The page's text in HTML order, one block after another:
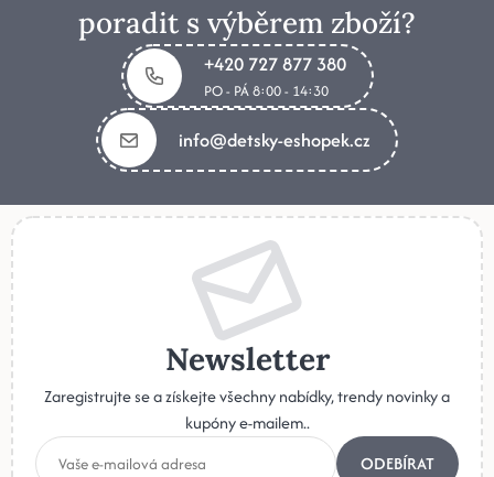
poradit s výběrem zboží?
+420 727 877 380
PO - PÁ 8:00 - 14:30
info@detsky-eshopek.cz
Newsletter
Zaregistrujte se a získejte všechny nabídky, trendy novinky a
kupóny e-mailem..
ODEBÍRAT